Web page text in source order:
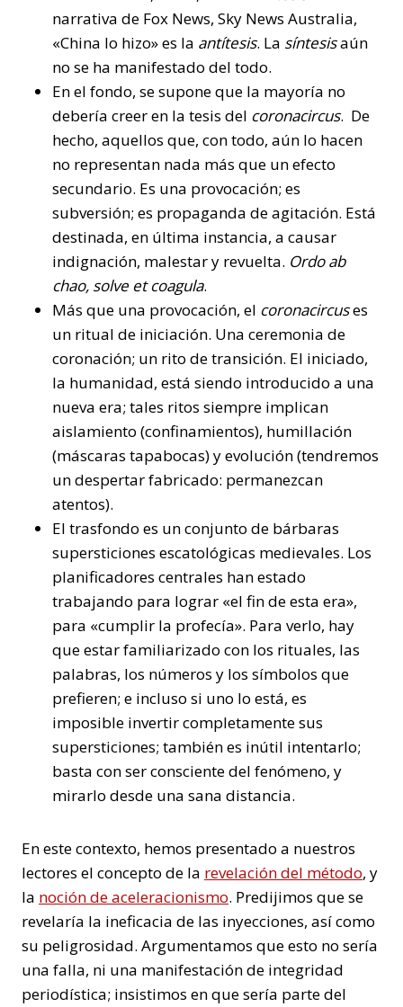
narrativa de Fox News, Sky News Australia,
«China lo hizo» es la antítesis. La síntesisaún
no se ha manifestado del todo.
En el fondo, se supone que la mayoría no
debería creer en la tesis del coronacircus. De
hecho, aquellos que, con todo, aún lo hacen
no representan nada más que un efecto
secundario. Es una provocación; es
subversión; es propaganda de agitación. Está
destinada, en última instancia, a causar
indignación, malestar y revuelta. Ordo ab
chao, solve et coagula.
Más que una provocación, el coronacircuses
un ritual de iniciación. Una ceremonia de
coronación; un rito de transición. El iniciado,
la humanidad, está siendo introducido a una
nueva era; tales ritos siempre implican
aislamiento (confinamientos), humillación
(máscaras tapabocas) y evolución (tendremos
un despertar fabricado: permanezcan
atentos).
El trasfondo es un conjunto de bárbaras
supersticiones escatológicas medievales. Los
planificadores centrales han estado
trabajando para lograr «el fin de esta era»,
para «cumplir la profecía». Para verlo, hay
que estar familiarizado con los rituales, las
palabras, los números y los símbolos que
prefieren; e incluso si uno lo está, es
imposible invertir completamente sus
supersticiones; también es inútil intentarlo;
basta con ser consciente del fenómeno, y
mirarlo desde una sana distancia.
En este contexto, hemos presentado a nuestros
lectores el concepto de la revelación del método, y
la noción de aceleracionismo. Predijimos que se
revelaría la ineficacia de las inyecciones, así como
su peligrosidad. Argumentamos que esto no sería
una falla, ni una manifestación de integridad
periodística; insistimos en que sería parte del